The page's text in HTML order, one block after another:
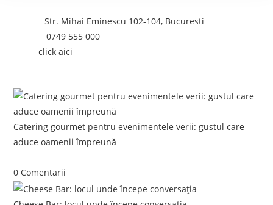
Adresa:Str. Mihai Eminescu 102-104, Bucuresti
Telefon:0749 555 000
Email:click aici
Catering gourmet pentru evenimentele verii: gustul care
aduce oamenii împreună
0 Comentarii